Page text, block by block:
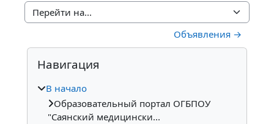
Перейти на...
Объявления →
Блоки
Пропустить Навигация
Навигация
В начало
Образовательный портал ОГБПОУ
"Саянский медицински...